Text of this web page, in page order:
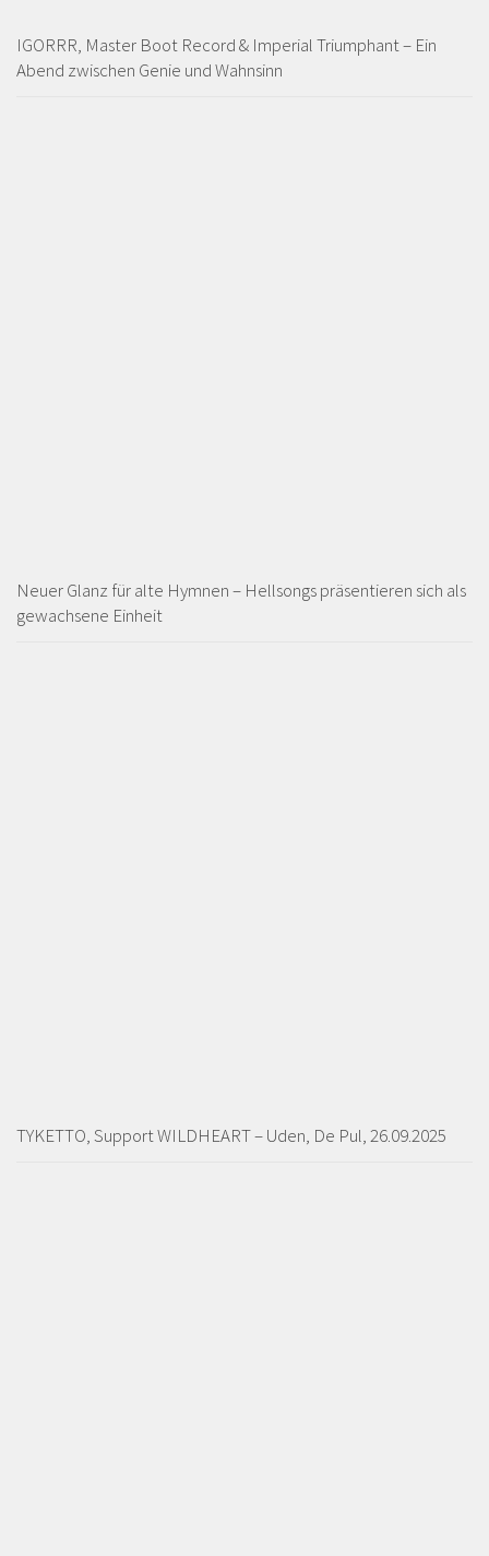
IGORRR, Master Boot Record & Imperial Triumphant – Ein
Abend zwischen Genie und Wahnsinn
Neuer Glanz für alte Hymnen – Hellsongs präsentieren sich als
gewachsene Einheit
TYKETTO, Support WILDHEART – Uden, De Pul, 26.09.2025